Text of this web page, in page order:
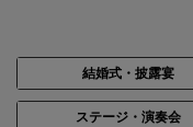
結婚式・披露宴
ステージ・演奏会